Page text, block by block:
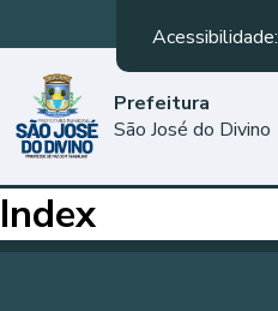
Acessibilidade:
Prefeitura
São José do Divino
Index